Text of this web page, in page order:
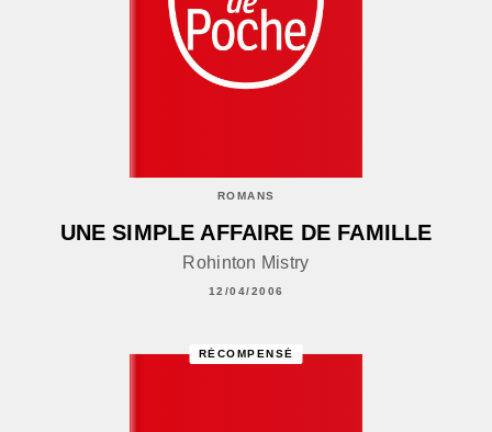
ROMANS
UNE SIMPLE AFFAIRE DE FAMILLE
Rohinton Mistry
12/04/2006
RÉCOMPENSÉ